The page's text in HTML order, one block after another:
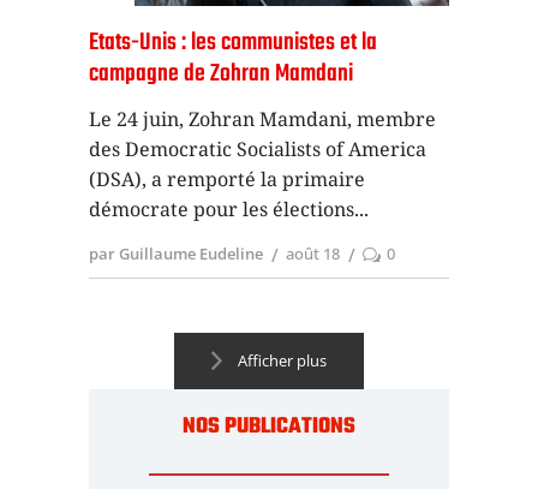
Etats-Unis : les communistes et la
campagne de Zohran Mamdani
Le 24 juin, Zohran Mamdani, membre
des Democratic Socialists of America
(DSA), a remporté la primaire
démocrate pour les élections
par Guillaume Eudeline août 18 0
Afficher plus
NOS PUBLICATIONS